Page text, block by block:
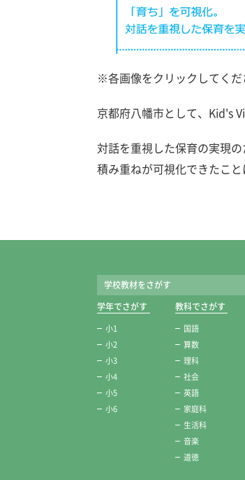
※各画像をクリックしてくだ
京都府八幡市として、 Kid's
対話を重視した保育の実現
積み重ねが可視化できたこと
学校教材をさがす
学年でさがす
小1
小2
小3
小4
小5
小6
教科でさがす
国語
算数
理科
社会
英語
家庭科
生活科
音楽
道徳